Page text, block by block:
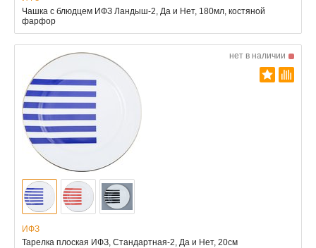
Чашка с блюдцем ИФЗ Ландыш-2, Да и Нет, 180мл, костяной
фарфор
нет в наличии
ИФЗ
Тарелка плоская ИФЗ, Стандартная-2, Да и Нет, 20см